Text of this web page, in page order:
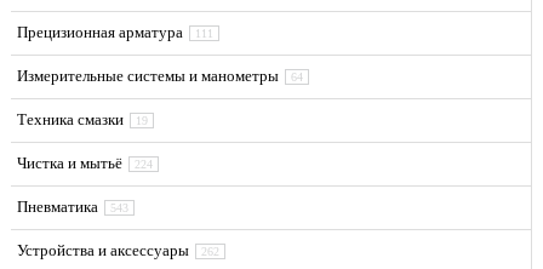
Прецизионная арматура 111
Измерительные системы и манометры 64
Техника смазки 19
Чистка и мытьё 224
Пневматика 543
Устройства и аксессуары 262